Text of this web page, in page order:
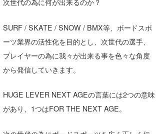
SURF / SKATE / SNOW / BMX等、ボードスポ
ーツ業界の活性化を目的とし、次世代の選手、
プレイヤーの為に我々が出来る事を色々な角度
から発信していきます。
HUGE LEVER NEXT AGEの言葉には2つの意味
があり、1つはFOR THE NEXT AGE。